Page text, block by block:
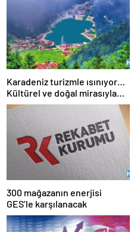
Karadeniz turizmle ısınıyor…
Kültürel ve doğal mirasıyla
özellikle Ortadoğulu
300 mağazanın enerjisi
GES’le karşılanacak